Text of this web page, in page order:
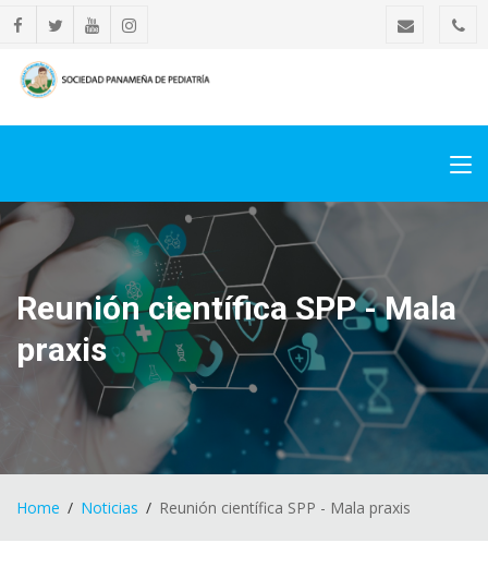
Reunión científica SPP - Mala
praxis
Home Noticias Reunión científica SPP - Mala praxis